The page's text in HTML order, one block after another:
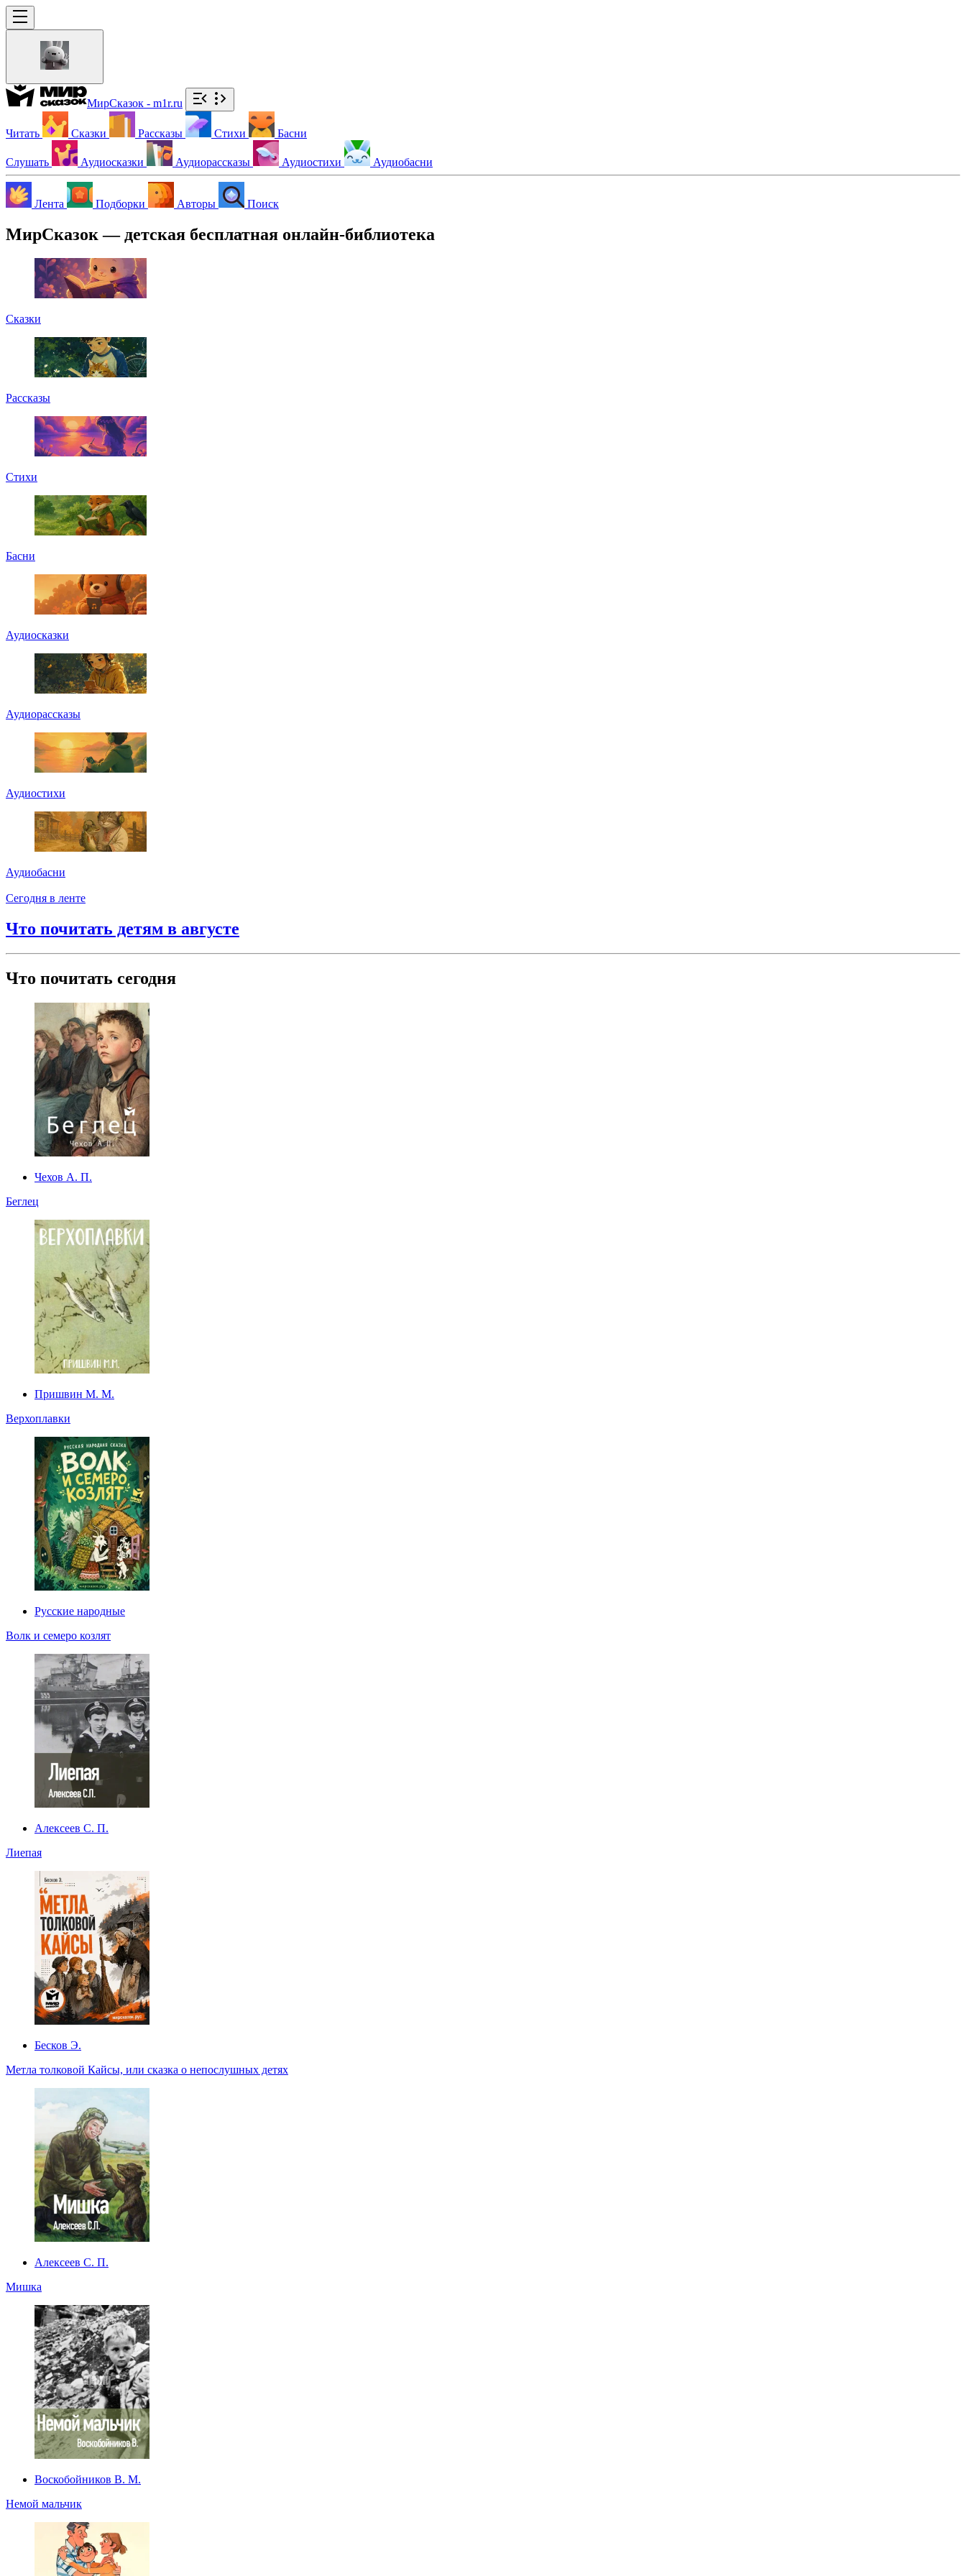
МирСказок - m1r.ru
Читать Сказки Рассказы Стихи Басни
Слушать Аудиосказки Аудиорассказы Аудиостихи Аудиобасни
Лента Подборки Авторы Поиск
МирСказок — детская бесплатная онлайн-библиотека
Сказки
Рассказы
Стихи
Басни
Аудиосказки
Аудиорассказы
Аудиостихи
Аудиобасни
Сегодня в ленте
Что почитать детям в августе
Что почитать сегодня
Чехов А. П.
Беглец
Пришвин М. М.
Верхоплавки
Русские народные
Волк и семеро козлят
Алексеев С. П.
Лиепая
Бесков Э.
Метла толковой Кайсы, или сказка о непослушных детях
Алексеев С. П.
Мишка
Воскобойников В. М.
Немой мальчик